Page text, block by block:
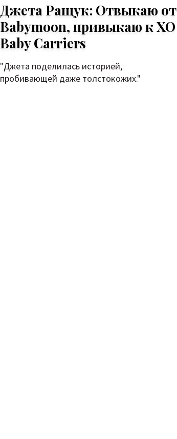
Джета Ращук: Отвыкаю от
Babymoon, привыкаю к XO
Baby Carriers
"Джета поделилась историей,
пробивающей даже толстокожих."